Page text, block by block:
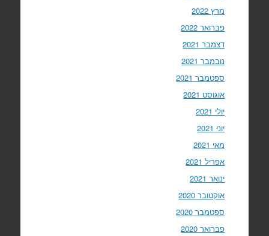
מרץ 2022
פברואר 2022
דצמבר 2021
נובמבר 2021
ספטמבר 2021
אוגוסט 2021
יולי 2021
יוני 2021
מאי 2021
אפריל 2021
ינואר 2021
אוקטובר 2020
ספטמבר 2020
פברואר 2020